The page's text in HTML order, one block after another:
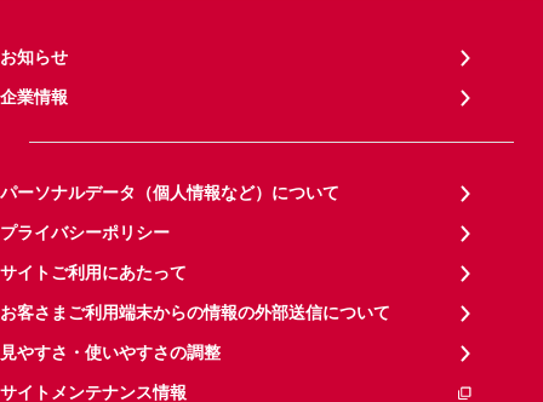
お知らせ
企業情報
パーソナルデータ（個人情報など）について
プライバシーポリシー
サイトご利用にあたって
お客さまご利用端末からの情報の外部送信について
見やすさ・使いやすさの調整
サイトメンテナンス情報